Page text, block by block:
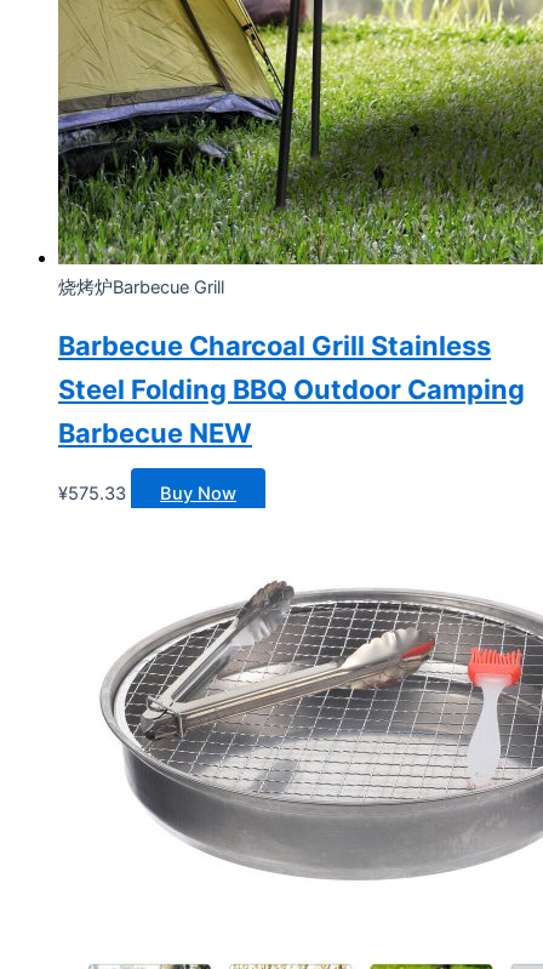
烧烤炉Barbecue Grill
Barbecue Charcoal Grill Stainless
Steel Folding BBQ Outdoor Camping
Barbecue NEW
¥575.33 Buy Now